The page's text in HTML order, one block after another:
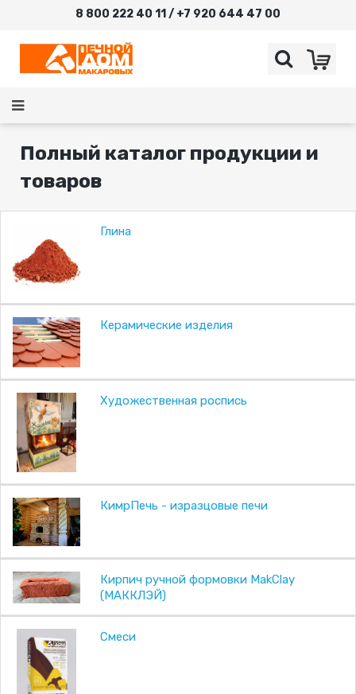
8 800 222 40 11 / +7 920 644 47 00
Полный каталог продукции и
товаров
Глина
Керамические изделия
Художественная роспись
КимрПечь - изразцовые печи
Кирпич ручной формовки MakClay
(МАККЛЭЙ)
Смеси